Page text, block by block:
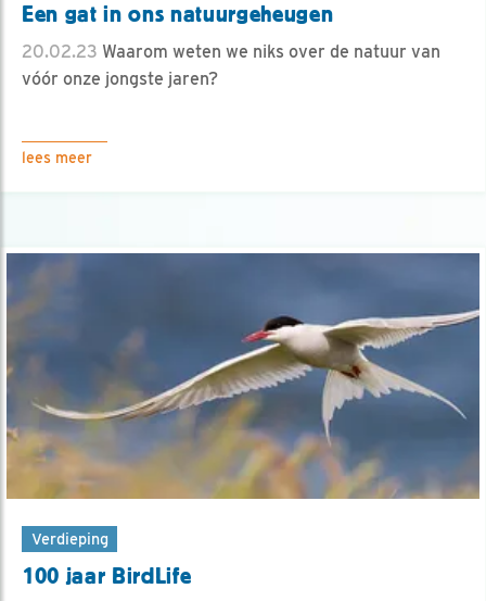
Een gat in ons natuurgeheugen
20.02.23 Waarom weten we niks over de natuur van
vóór onze jongste jaren?
lees meer
Verdieping
100 jaar BirdLife